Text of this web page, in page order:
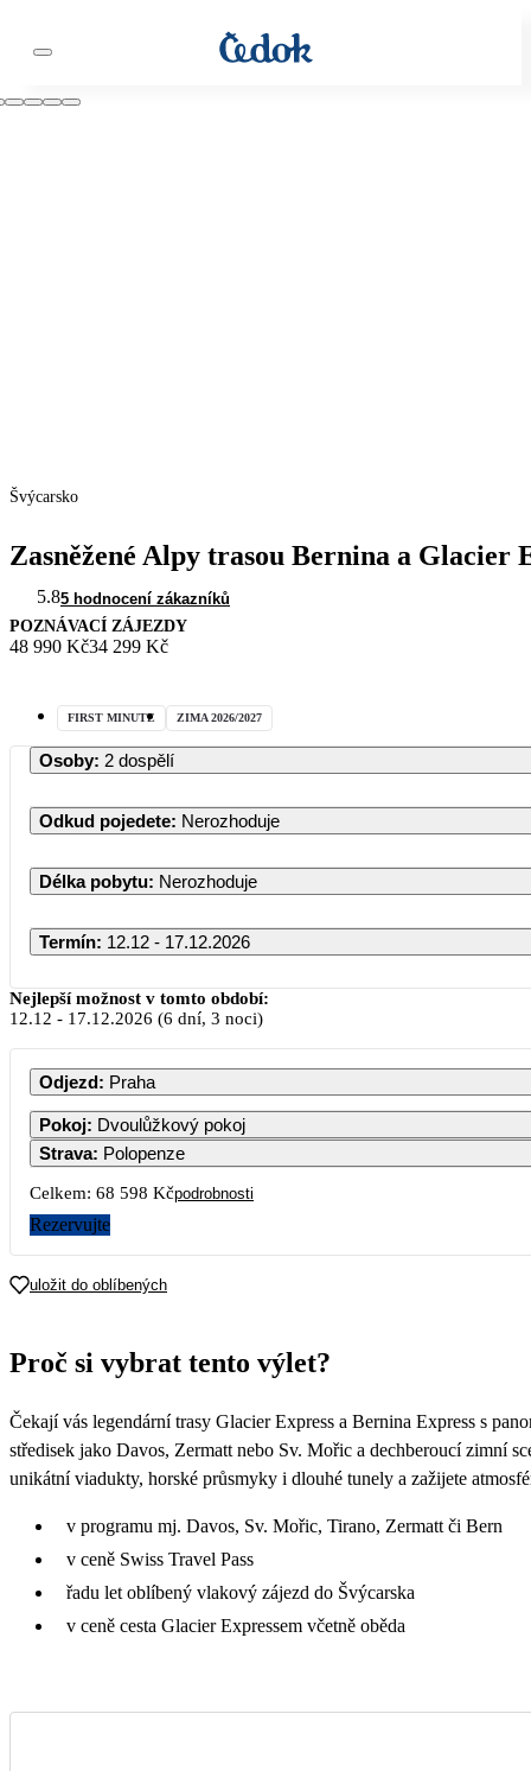
Švýcarsko
Zasněžené Alpy trasou Bernina a Glacier
5.85 hodnocení zákazníků
POZNÁVACÍ ZÁJEZDY
48 990 Kč34 299 Kč
FIRST MINUTE ZIMA 2026/2027
Osoby: 2 dospělí
Odkud pojedete: Nerozhoduje
Délka pobytu: Nerozhoduje
Termín: 12.12 - 17.12.2026
Prosinec 2026
PO ÚT ST ČT PÁ
1 2 3 4
7 8 9 10 11
28
Nejlepší možnost v tomto období:
12.12 - 17.12.2026 (6 dní, 3 noci)
Odjezd: Praha
Pokoj: Dvoulůžkový pokoj
Strava: Polopenze
Celkem: 68 598 Kčpodrobnosti
Rezervujte
uložit do oblíbených
Proč si vybrat tento výlet?
Čekají vás legendární trasy Glacier Express a Bernina Express s
středisek jako Davos, Zermatt nebo Sv. Mořic a dechberoucí zimní
unikátní viadukty, horské průsmyky i dlouhé tunely a zažijete
v programu mj. Davos, Sv. Mořic, Tirano, Zermatt či Bern
v ceně Swiss Travel Pass
řadu let oblíbený vlakový zájezd do Švýcarska
v ceně cesta Glacier Expressem včetně oběda